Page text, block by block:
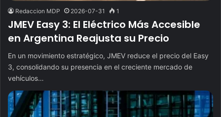
Redaccion MDP 2026-07-31 1
JMEV Easy 3: El Eléctrico Más Accesible
en Argentina Reajusta su Precio
En un movimiento estratégico, JMEV reduce el precio del Easy
3, consolidando su presencia en el creciente mercado de
vehículos…